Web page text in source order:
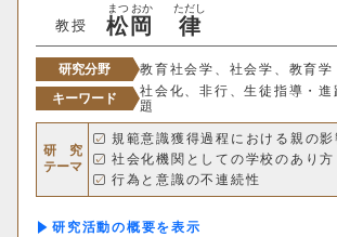
教授 松
まつ
岡
おか
律
ただし
研究分野
教育社会学、社会学、教育学
キーワード
社会化、非行、生徒指導・進
題
研 究
テーマ
規範意識獲得過程における親の影
社会化機関としての学校のあり方
行為と意識の不連続性
研究活動の概要
学部・学科